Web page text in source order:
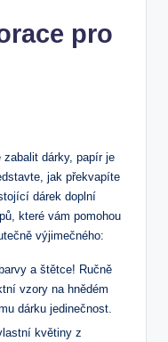
pro
zabalit dárky, papír je
jak překvapíte
dárek doplní
které vám pomohou
výjimečného:
a štětce! Ručně
vzory na hnědém
dárku jedinečnost.
květiny z